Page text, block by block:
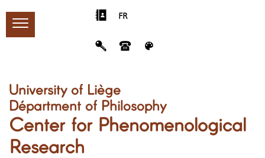
FR
University of Liège
Départment of Philosophy
Center for Phenomenological
Research